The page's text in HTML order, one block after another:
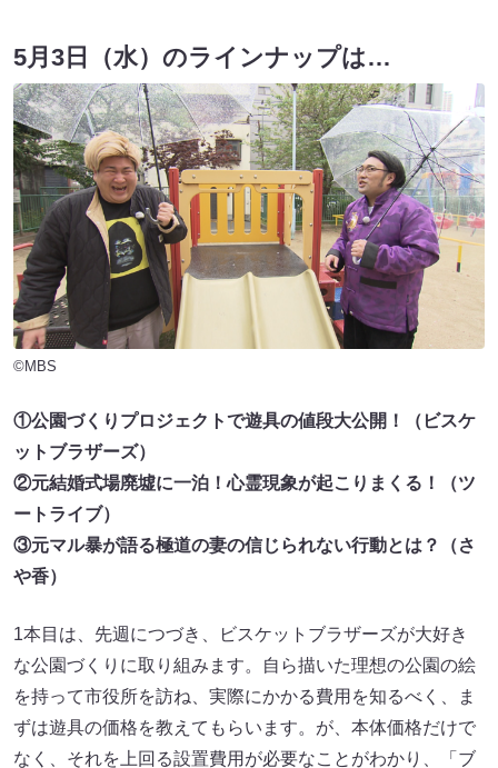
5月3日（水）のラインナップは…
©MBS
①公園づくりプロジェクトで遊具の値段大公開！（ビスケ
ットブラザーズ）
②元結婚式場廃墟に一泊！心霊現象が起こりまくる！（ツ
ートライブ）
③元マル暴が語る極道の妻の信じられない行動とは？（さ
や香）
1本目は、先週につづき、ビスケットブラザーズが大好き
な公園づくりに取り組みます。自ら描いた理想の公園の絵
を持って市役所を訪ね、実際にかかる費用を知るべく、ま
ずは遊具の価格を教えてもらいます。が、本体価格だけで
なく、それを上回る設置費用が必要なことがわかり、「ブ